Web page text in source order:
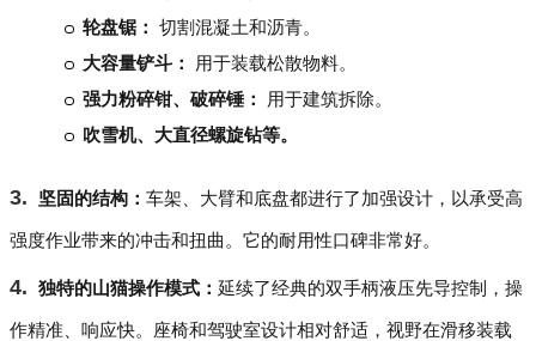
轮盘锯： 切割混凝土和沥青。
大容量铲斗：
用于装载松散物料。
强力粉碎钳、破碎锤：
用于建筑拆除。
吹雪机、大直径螺旋钻等。
坚固的结构： 车架、大臂和底盘都进行了加强设计，以承受高
强度作业带来的冲击和扭曲。它的耐用性口碑非常好。
独特的山猫操作模式： 延续了经典的双手柄液压先导控制，操
作精准、响应快。座椅和驾驶室设计相对舒适，视野在滑移装载